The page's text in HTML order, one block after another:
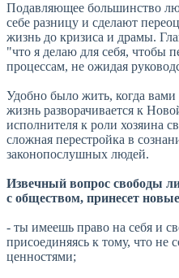
Подавляющее большинство
себе разницу и сделают
жизнь до кризиса и драмы.
"что я делаю для себя, чтобы
процессам, не ожидая
Удобно было жить, когда вами
жизнь разворачивается к
исполнителя к роли хозяина
сложная перестройка в
законопослушных людей.
Извечный вопрос свободы
с обществом, принесет
- ты имеешь право на себя и
присоединяясь к тому, что не
ценностями;